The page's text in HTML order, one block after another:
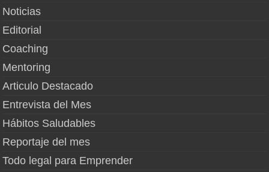
Noticias
Editorial
Coaching
Mentoring
Articulo Destacado
Entrevista del Mes
Hábitos Saludables
Reportaje del mes
Todo legal para Emprender